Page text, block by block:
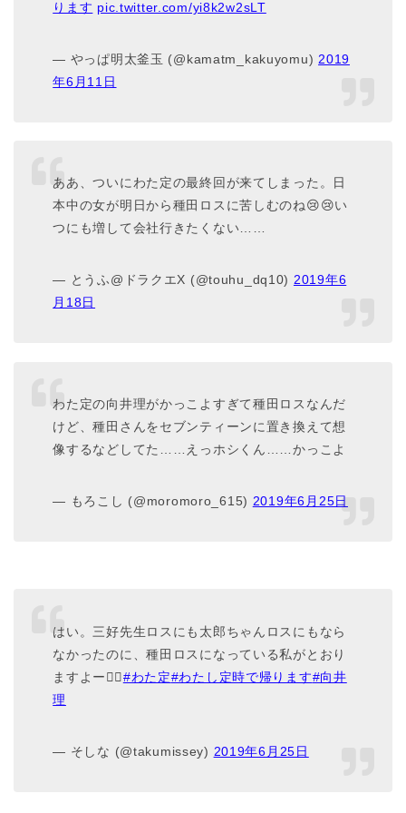
ります pic.twitter.com/yi8k2w2sLT
— やっぱ明太釜玉 (@kamatm_kakuyomu) 2019
年6月11日
ああ、ついにわた定の最終回が来てしまった。日
本中の女が明日から種田ロスに苦しむのね😢😢い
つにも増して会社行きたくない……
— とうふ@ドラクエX (@touhu_dq10) 2019年6
月18日
わた定の向井理がかっこよすぎて種田ロスなんだ
けど、種田さんをセブンティーンに置き換えて想
像するなどしてた……えっホシくん……かっこよ
— もろこし (@moromoro_615) 2019年6月25日
はい。三好先生ロスにも太郎ちゃんロスにもなら
なかったのに、種田ロスになっている私がとおり
ますよー🏃‍♂️#わた定#わたし定時で帰ります#向井
理
— そしな (@takumissey) 2019年6月25日